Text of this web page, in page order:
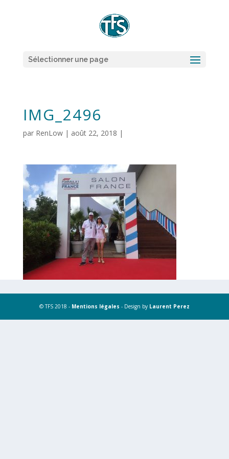
Sélectionner une page
IMG_2496
par RenLow| août 22, 2018 |
© TFS 2018 - Mentions légales - Design by Laurent Perez